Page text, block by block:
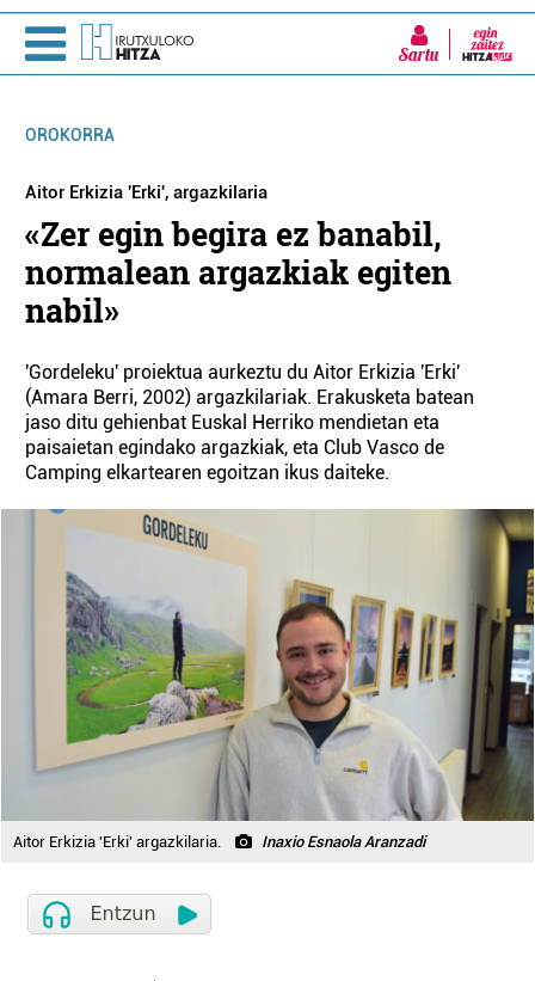
Sartu
OROKORRA
Aitor Erkizia 'Erki', argazkilaria
«Zer egin begira ez banabil,
normalean argazkiak egiten
nabil»
'Gordeleku' proiektua aurkeztu du Aitor Erkizia 'Erki'
(Amara Berri, 2002) argazkilariak. Erakusketa batean
jaso ditu gehienbat Euskal Herriko mendietan eta
paisaietan egindako argazkiak, eta Club Vasco de
Camping elkartearen egoitzan ikus daiteke.
Aitor Erkizia 'Erki' argazkilaria. Inaxio Esnaola Aranzadi